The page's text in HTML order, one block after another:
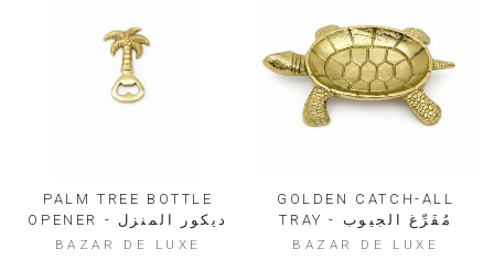
PALM TREE BOTTLE
OPENER - ديكور المنزل
BAZAR DE LUXE
GOLDEN CATCH-ALL
TRAY - مُفَرِّغ الجيوب
BAZAR DE LUXE